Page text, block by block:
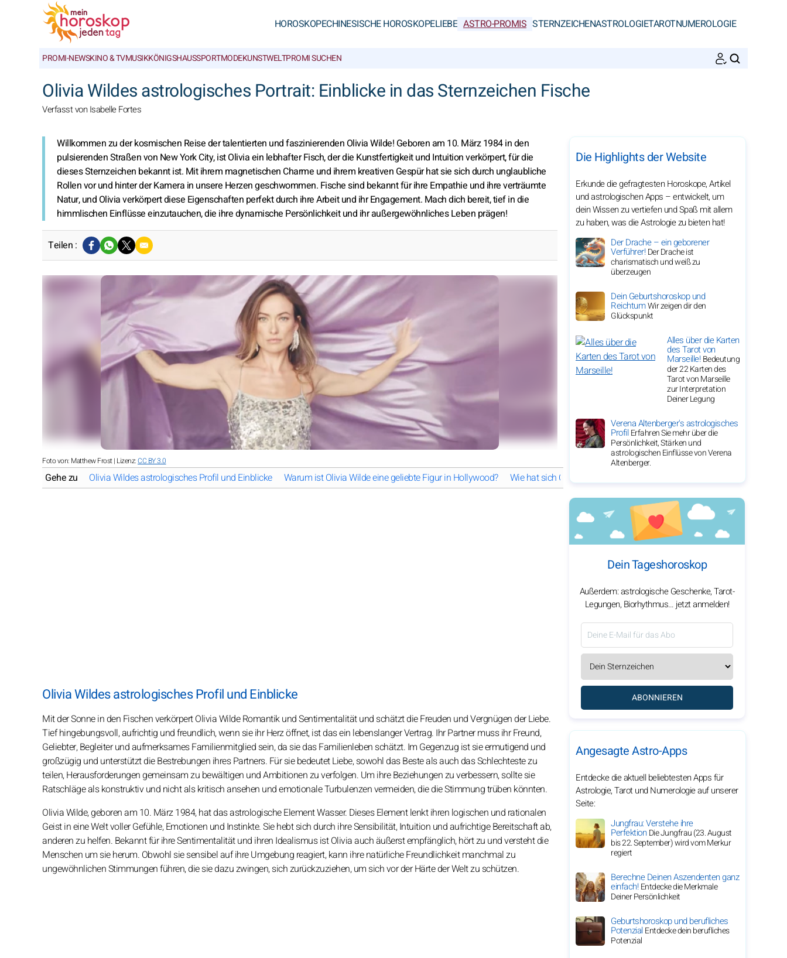
HOROSKOPECHINESISCHE HOROSKOPELIEBE ASTRO-PROMIS STERNZEICHENASTROLOGIETAROTNUMEROLOGIE
PROMI-NEWSKINO & TVMUSIKKÖNIGSHAUSSPORTMODEKUNSTWELTPROMI SUCHEN
Olivia Wildes astrologisches Portrait: Einblicke in das Sternzeichen Fische
Verfasst von Isabelle Fortes
Willkommen zu der kosmischen Reise der talentierten und faszinierenden Olivia Wilde! Geboren am 10. März 1984 in den
pulsierenden Straßen von New York City, ist Olivia ein lebhafter Fisch, der die Kunstfertigkeit und Intuition verkörpert, für die
dieses Sternzeichen bekannt ist. Mit ihrem magnetischen Charme und ihrem kreativen Gespür hat sie sich durch unglaubliche
Rollen vor und hinter der Kamera in unsere Herzen geschwommen. Fische sind bekannt für ihre Empathie und ihre verträumte
Natur, und Olivia verkörpert diese Eigenschaften perfekt durch ihre Arbeit und ihr Engagement. Mach dich bereit, tief in die
himmlischen Einflüsse einzutauchen, die ihre dynamische Persönlichkeit und ihr außergewöhnliches Leben prägen!
Teilen :
Foto von: Matthew Frost | Lizenz:CC BY 3.0
Gehe zu Olivia Wildes astrologisches Profil und Einblicke Warum ist Olivia Wilde eine geliebte Figur in Hollywood? Wie hat sich Olivia Wildes Karriere im Laufe der Zeit entwickelt?
Olivia Wildes astrologisches Profil und Einblicke
Mit der Sonne in den Fischen verkörpert Olivia Wilde Romantik und Sentimentalität und schätzt die Freuden und Vergnügen der Liebe.
Tief hingebungsvoll, aufrichtig und freundlich, wenn sie ihr Herz öffnet, ist das ein lebenslanger Vertrag. Ihr Partner muss ihr Freund,
Geliebter, Begleiter und aufmerksames Familienmitglied sein, da sie das Familienleben schätzt. Im Gegenzug ist sie ermutigend und
großzügig und unterstützt die Bestrebungen ihres Partners. Für sie bedeutet Liebe, sowohl das Beste als auch das Schlechteste zu
teilen, Herausforderungen gemeinsam zu bewältigen und Ambitionen zu verfolgen. Um ihre Beziehungen zu verbessern, sollte sie
Ratschläge als konstruktiv und nicht als kritisch ansehen und emotionale Turbulenzen vermeiden, die die Stimmung trüben könnten.
Olivia Wilde, geboren am 10. März 1984, hat das astrologische Element Wasser. Dieses Element lenkt ihren logischen und rationalen
Geist in eine Welt voller Gefühle, Emotionen und Instinkte. Sie hebt sich durch ihre Sensibilität, Intuition und aufrichtige Bereitschaft ab,
anderen zu helfen. Bekannt für ihre Sentimentalität und ihren Idealismus ist Olivia auch äußerst empfänglich, hört zu und versteht die
Menschen um sie herum. Obwohl sie sensibel auf ihre Umgebung reagiert, kann ihre natürliche Freundlichkeit manchmal zu
ungewöhnlichen Stimmungen führen, die sie dazu zwingen, sich zurückzuziehen, um sich vor der Härte der Welt zu schützen.
Die Highlights der Website
Erkunde die gefragtesten Horoskope, Artikel
und astrologischen Apps – entwickelt, um
dein Wissen zu vertiefen und Spaß mit allem
zu haben, was die Astrologie zu bieten hat!
Der Drache – ein geborener
Verführer!Der Drache ist
charismatisch und weiß zu
überzeugen
Dein Geburtshoroskop und
ReichtumWir zeigen dir den
Glückspunkt
Alles über die Karten
des Tarot von
Marseille!Bedeutung
der 22 Karten des
Tarot von Marseille
zur Interpretation
Deiner Legung
Verena Altenberger's astrologisches
ProfilErfahren Sie mehr über die
Persönlichkeit, Stärken und
astrologischen Einflüsse von Verena
Altenberger.
Dein Tageshoroskop
Außerdem: astrologische Geschenke, Tarot-
Legungen, Biorhythmus… jetzt anmelden!
ABONNIEREN
Angesagte Astro-Apps
Entdecke die aktuell beliebtesten Apps für
Astrologie, Tarot und Numerologie auf unserer
Seite:
Jungfrau: Verstehe ihre
PerfektionDie Jungfrau (23. August
bis 22. September) wird vom Merkur
regiert
Berechne Deinen Aszendenten ganz
einfach!Entdecke die Merkmale
Deiner Persönlichkeit
Geburtshoroskop und berufliches
PotenzialEntdecke dein berufliches
Potenzial